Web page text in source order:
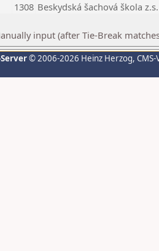
1308 Beskydská šachová škola z.s.
input (after Tie-Break
© 2006-2026 Heinz Herzog,